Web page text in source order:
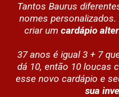
Tantos Baurus
nomes
criar um cardápio
37 anos é igual 3 + 7
dá 10, então 10 loucas
esse novo cardápio e
sua